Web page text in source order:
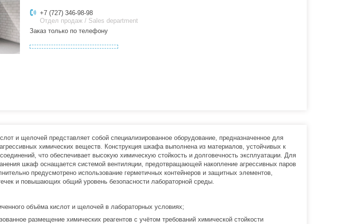
+7 (727) 346-98-98
Отдел продаж / Sales department
Заказ только по телефону
и щелочей представляет собой специализированное оборудование, предназначенное для
химических веществ. Конструкция шкафа выполнена из материалов, устойчивых к
что обеспечивает высокую химическую стойкость и долговечность эксплуатации. Для
шкаф оснащается системой вентиляции, предотвращающей накопление агрессивных паров
предусмотрено использование герметичных контейнеров и защитных элементов,
и повышающих общий уровень безопасности лабораторной среды.
объёма кислот и щелочей в лабораторных условиях;
размещение химических реагентов с учётом требований химической стойкости